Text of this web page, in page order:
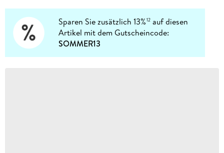
Sparen Sie zusätzlich 13%12 auf diesen
Artikel mit dem Gutscheincode:
SOMMER13